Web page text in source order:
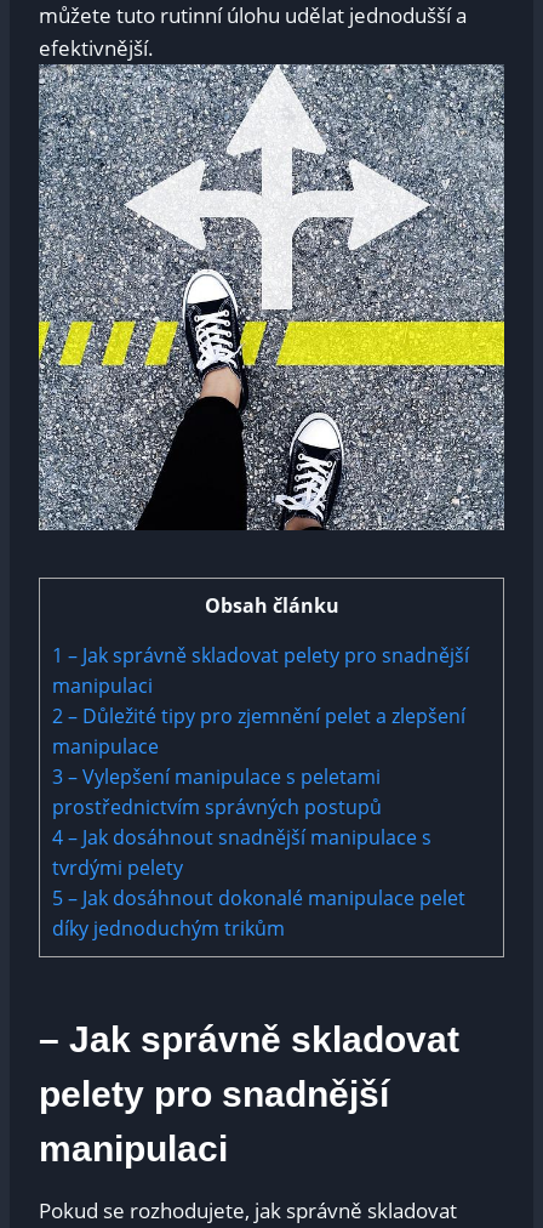
můžete tuto rutinní úlohu udělat jednodušší a
efektivnější.
Obsah článku
1 – Jak správně skladovat pelety pro snadnější
manipulaci
2– Důležité tipy pro zjemnění pelet a zlepšení
manipulace
3– Vylepšení manipulace s peletami
prostřednictvím správných postupů
4– Jak dosáhnout snadnější manipulace s
tvrdými pelety
5– Jak dosáhnout dokonalé manipulace pelet
díky jednoduchým trikům
– Jak správně skladovat
pelety pro snadnější
manipulaci
Pokud se rozhodujete, jak správně skladovat